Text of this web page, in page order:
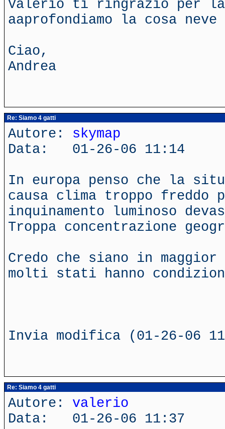
Valerio ti ringrazio per
aaprofondiamo la cosa
Ciao,
Andrea
Re: Siamo 4 gatti
Autore: skymap
Data: 01-26-06 11:14
In europa penso che la
causa clima troppo freddo
inquinamento luminoso
Troppa concentrazione
Credo che siano in maggior
molti stati hanno
Invia modifica (01-26-06
Re: Siamo 4 gatti
Autore: valerio
Data: 01-26-06 11:37